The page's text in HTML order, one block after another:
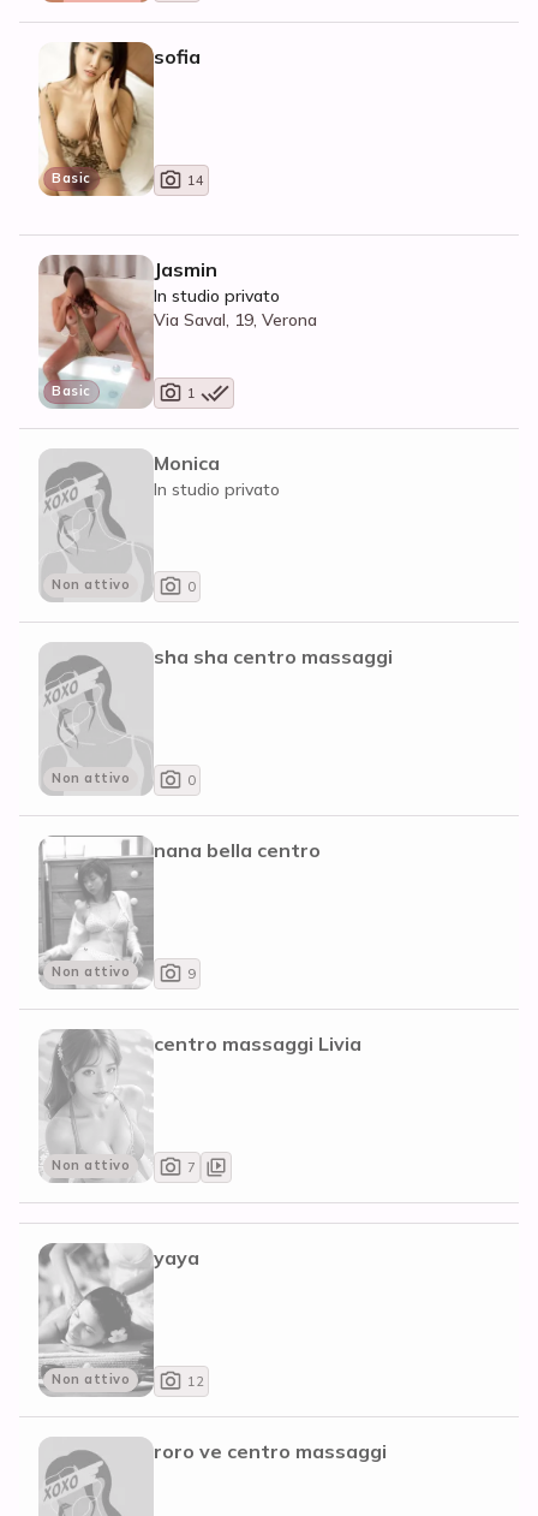
Basic
sofia
14
Basic
Jasmin
In studio privato
Via Saval, 19, Verona
1
Non attivo
Monica
In studio privato
0
Non attivo
sha sha centro massaggi
0
Non attivo
nana bella centro
9
Non attivo
centro massaggi Livia
7
Non attivo
yaya
12
roro ve centro massaggi